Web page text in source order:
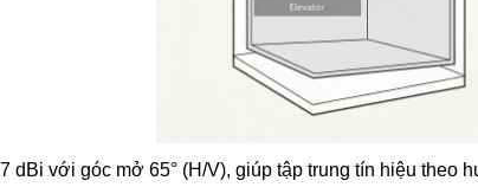
dBi với góc mở 65° (H/V), giúp tập trung tín hiệu